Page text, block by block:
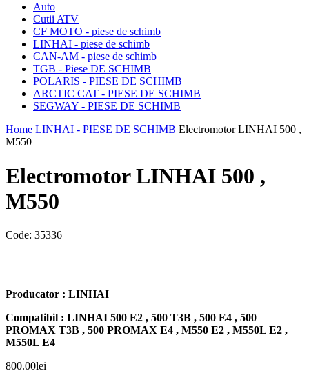
Auto
Cutii ATV
CF MOTO - piese de schimb
LINHAI - piese de schimb
CAN-AM - piese de schimb
TGB - Piese DE SCHIMB
POLARIS - PIESE DE SCHIMB
ARCTIC CAT - PIESE DE SCHIMB
SEGWAY - PIESE DE SCHIMB
Home LINHAI - PIESE DE SCHIMB Electromotor LINHAI 500 ,
M550
Electromotor LINHAI 500 ,
M550
Code: 35336
Producator : LINHAI
Compatibil : LINHAI 500 E2 , 500 T3B , 500 E4 , 500
PROMAX T3B , 500 PROMAX E4 , M550 E2 , M550L E2 ,
M550L E4
800.00lei